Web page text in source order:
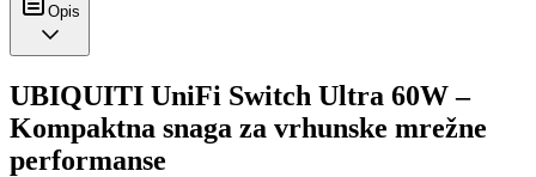
Opis
UBIQUITI UniFi Switch Ultra 60W –
Kompaktna snaga za vrhunske mrežne
performanse